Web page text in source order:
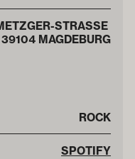
STRASSE 1
MAGDEBURG
ROCK
SPOTIFY